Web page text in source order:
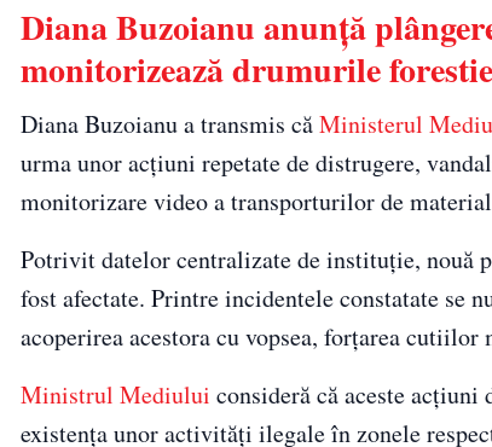
Diana Buzoianu anunță
monitorizează drumurile
Diana Buzoianu a transmis căMinisterul
urma unor acțiuni repetate de distrugere,
monitorizare video a transporturilor de
Potrivit datelor centralizate de instituție, nouă
fost afectate. Printre incidentele constatate se
acoperirea acestora cu vopsea, forțarea
Ministrul Mediului consideră că aceste
existența unor activități ilegale în zonele